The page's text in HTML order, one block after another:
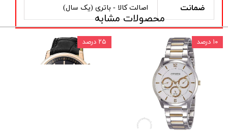
ضمانت اصالت کالا - باتری (یک سال)
محصولات مشابه
۱۰ درصد ۲۵ درصد